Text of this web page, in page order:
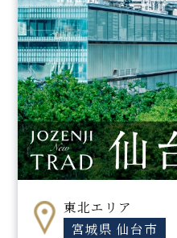
東北エリア
宮城県 仙台市